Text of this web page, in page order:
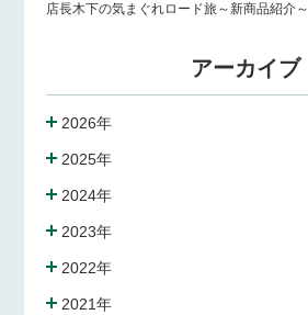
店長木下の気まぐれロード旅～新商品紹介～
アーカイブ
2026年
2025年
2024年
2023年
2022年
2021年